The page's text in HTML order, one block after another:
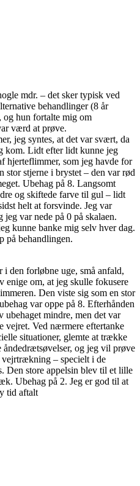
mdr. – det sker typisk ved
behandlinger (8 år
og hun fortalte mig om
værd at prøve.
jeg syntes, at det var svært, da
kom. Lidt efter lidt kunne jeg
hjerteflimmer, som jeg havde for
stor stjerne i brystet – den var rød
Ubehag på 8. Langsomt
og skiftede farve til gul – lidt
helt at forsvinde. Jeg var
var nede på 0 på skalaen.
kunne banke mig selv hver dag.
på behandlingen.
i den forløbne uge, små anfald,
enige om, at jeg skulle fokusere
Den viste sig som en stor
var oppe på 8. Efterhånden
ubehaget mindre, men det var
vejret. Ved nærmere eftertanke
situationer, glemte at trække
og jeg vil prøve
– specielt i de
Den store appelsin blev til et lille
Ubehag på 2. Jeg er god til at
tid aftalt